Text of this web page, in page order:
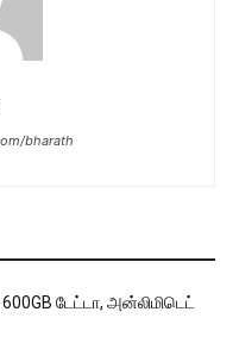
bharath
டேட்டா, அன்லிமிடெட்